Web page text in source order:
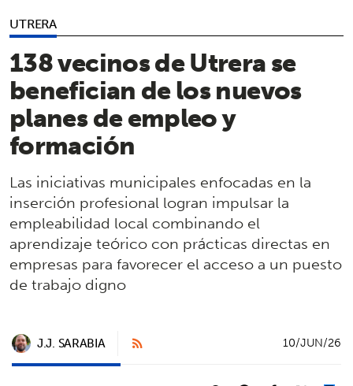
UTRERA
138 vecinos de Utrera se
benefician de los nuevos
planes de empleo y
formación
Las iniciativas municipales enfocadas en la
inserción profesional logran impulsar la
empleabilidad local combinando el
aprendizaje teórico con prácticas directas en
empresas para favorecer el acceso a un puesto
de trabajo digno
J.J. SARABIA 10/JUN/26